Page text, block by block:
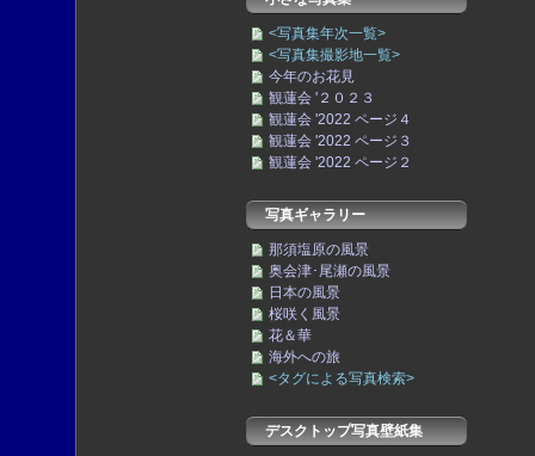
<写真集年次一覧>
<写真集撮影地一覧>
今年のお花見
観蓮会 '２０２３
観蓮会 '2022 ページ４
観蓮会 '2022 ページ３
観蓮会 '2022 ページ２
写真ギャラリー
那須塩原の風景
奥会津･尾瀬の風景
日本の風景
桜咲く風景
花＆華
海外への旅
<タグによる写真検索>
デスクトップ写真壁紙集